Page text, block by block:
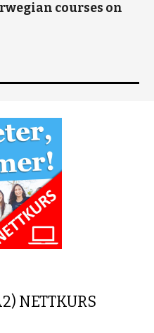
courses on
NETTKURS